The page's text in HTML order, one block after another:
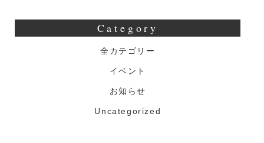
Category
全カテゴリー
イベント
お知らせ
Uncategorized